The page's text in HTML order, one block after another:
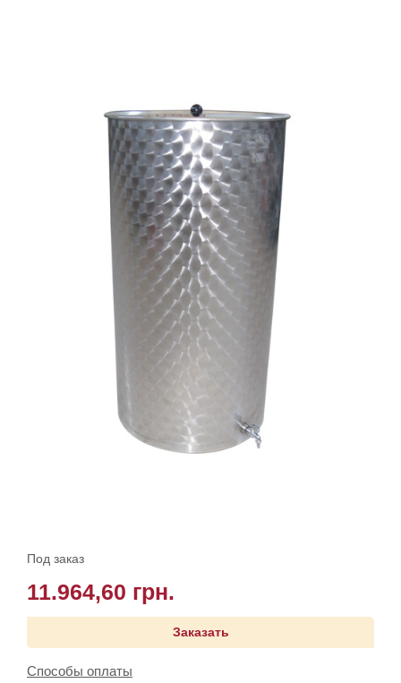
Под заказ
11.964,60 грн.
Заказать
Способы оплаты